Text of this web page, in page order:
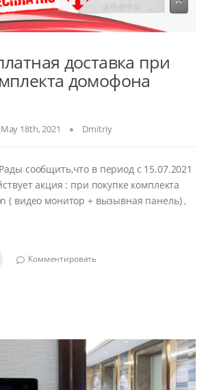
доставка при
домофона
18th, 2021 Dmitriy
сообщить,что в период с 15.07.2021
акция : при покупке комплекта
( видео монитор + вызывная панель) ,
Комментировать